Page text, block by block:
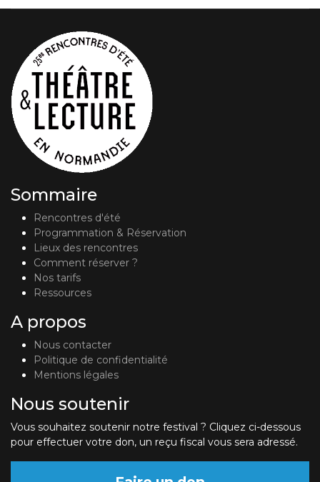
Sommaire
Rencontres d'été
Programmation & Réservation
Lieux des rencontres
Comment réserver ?
Nos tarifs
Ressources
A propos
Nous contacter
Politique de confidentialité
Mentions légales
Nous soutenir
Vous souhaitez soutenir notre festival ? Cliquez ci-dessous
pour effectuer votre don, un reçu fiscal vous sera adressé.